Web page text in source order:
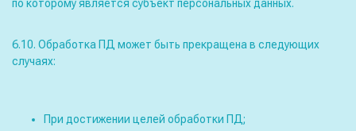
по которому является субъект персональных данных.
6.10. Обработка ПД может быть прекращена в следующих
случаях:
При достижении целей обработки ПД;